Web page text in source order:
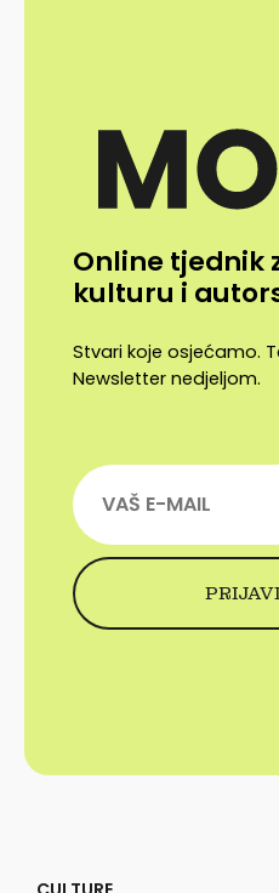
Online tjednik
kulturu i
Stvari koje osjećamo.
Newsletter nedjeljom.